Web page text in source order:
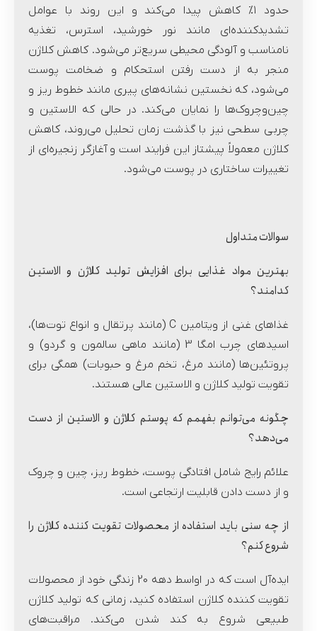
حدود ۱٪ کاهش پیدا می‌کند و این روند با عوامل
تشدیدکننده‌ای مانند نور خورشید، استرس، تغذیه
نامناسب و آلودگی محیطی سریع‌تر می‌شود. کاهش کلاژن
منجر به از دست رفتن استحکام و ضخامت پوست
می‌شود، که نخستین نشانه‌های پیری مانند خطوط ریز و
چین‌وچروک‌ها را نمایان می‌کند. در حالی که الاستین و
چربی سطحی نیز با گذشت زمان تحلیل می‌روند، کاهش
کلاژن معمولاً پیشتاز این فرایند است و آغازگر زنجیره‌ای از
تغییرات ساختاری در پوست می‌شود.
سوالات متداول
بهترین مواد غذایی برای افزایش تولید کلاژن و الاستین
کدامند؟
غذاهای غنی از ویتامین C (مانند پرتقال و انواع توت‌ها)،
اسیدهای چرب امگا 3 (مانند ماهی سالمون و گردو) و
پروتئین‌ها (مانند مرغ، تخم مرغ و حبوبات) همگی برای
تقویت تولید کلاژن و الاستین عالی هستند.
چگونه می‌توانم بفهمم که پوستم کلاژن و الاستین از دست
می‌دهد؟
علائم رایج شامل افتادگی پوست، خطوط ریز، چین و چروک
و از دست دادن قابلیت ارتجاعی است.
از چه سنی باید استفاده از محصولات تقویت کننده کلاژن را
شروع کنم؟
ایده‌آل است که در اواسط دهه 20 زندگی خود از محصولات
تقویت کننده کلاژن استفاده کنید، زمانی که تولید کلاژن
طبیعی شروع به کند شدن می‌کند. مراقبت‌های